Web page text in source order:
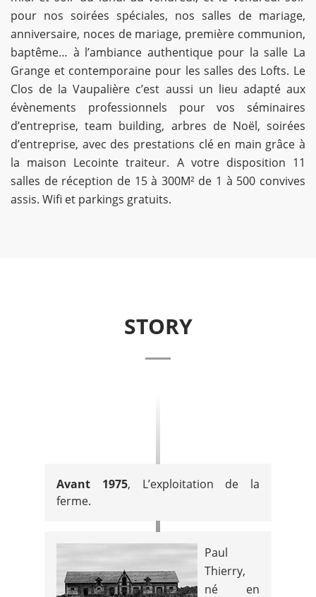
pour nos soirées spéciales, nos salles de mariage,
anniversaire, noces de mariage, première communion,
baptême… à l’ambiance authentique pour la salle La
Grange et contemporaine pour les salles des Lofts. Le
Clos de la Vaupalière c’est aussi un lieu adapté aux
évènements professionnels pour vos séminaires
d’entreprise, team building, arbres de Noël, soirées
d’entreprise, avec des prestations clé en main grâce à
la maison Lecointe traiteur. A votre disposition 11
salles de réception de 15 à 300M² de 1 à 500 convives
assis. Wifi et parkings gratuits.
STORY
Avant 1975, L’exploitation de la
ferme.
Paul
Thierry,
né en